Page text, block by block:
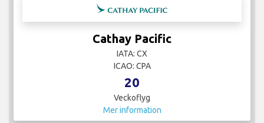
Cathay Pacific
IATA: CX
ICAO: CPA
20
Veckoflyg
Mer information